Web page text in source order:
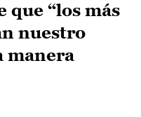
que “los más
nuestro
manera